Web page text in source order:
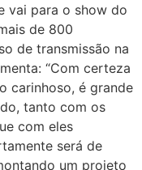
vai para o show do
de 800
de transmissão na
“Com certeza
carinhoso, é grande
tanto com os
com eles
será de
um projeto